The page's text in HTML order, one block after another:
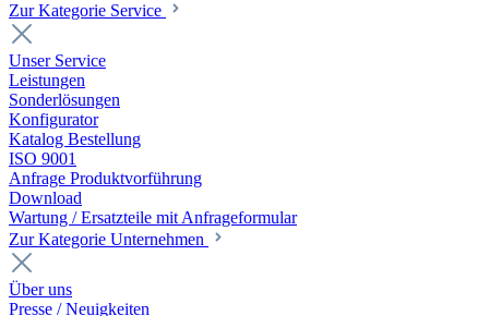
Zur Kategorie Service
Unser Service
Leistungen
Sonderlösungen
Konfigurator
Katalog Bestellung
ISO 9001
Anfrage Produktvorführung
Download
Wartung / Ersatzteile mit Anfrageformular
Zur Kategorie Unternehmen
Über uns
Presse / Neuigkeiten